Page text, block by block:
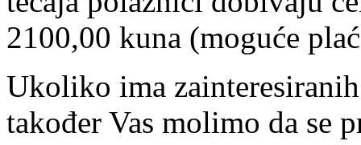
2100,00 kuna (moguće
Ukoliko ima
također Vas molimo da se